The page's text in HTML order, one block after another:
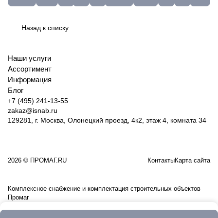
40мм;
(500шт)
°С,
проф.
ГФ-021-плотность
GBW120
пружинная)
07-
отр.
Назад к списку
Наши услуги
Ассортимент
Информация
Блог
+7 (495) 241-13-55
zakaz@isnab.ru
129281, г. Москва, Олонецкий проезд, 4к2, этаж 4, комната 34
2026 © ПРОМАГ.RU КонтактыКарта сайта
Комплексное снабжение и комплектация строительных объектов
Промаг